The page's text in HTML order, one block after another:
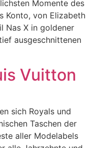
Momente des
Konto, von Elizabeth
Nas X in goldener
ausgeschnittenen
Vuitton
sich Royals und
Taschen der
aller Modelabels